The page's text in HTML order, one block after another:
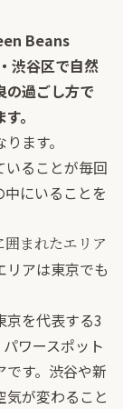
Beans
渋谷区で自然
の過ごし方で
。
ます。
いることが毎回
にいることを
まれたエリア
アは東京でも
を代表する3
ワースポット
です。渋谷や新
が変わること